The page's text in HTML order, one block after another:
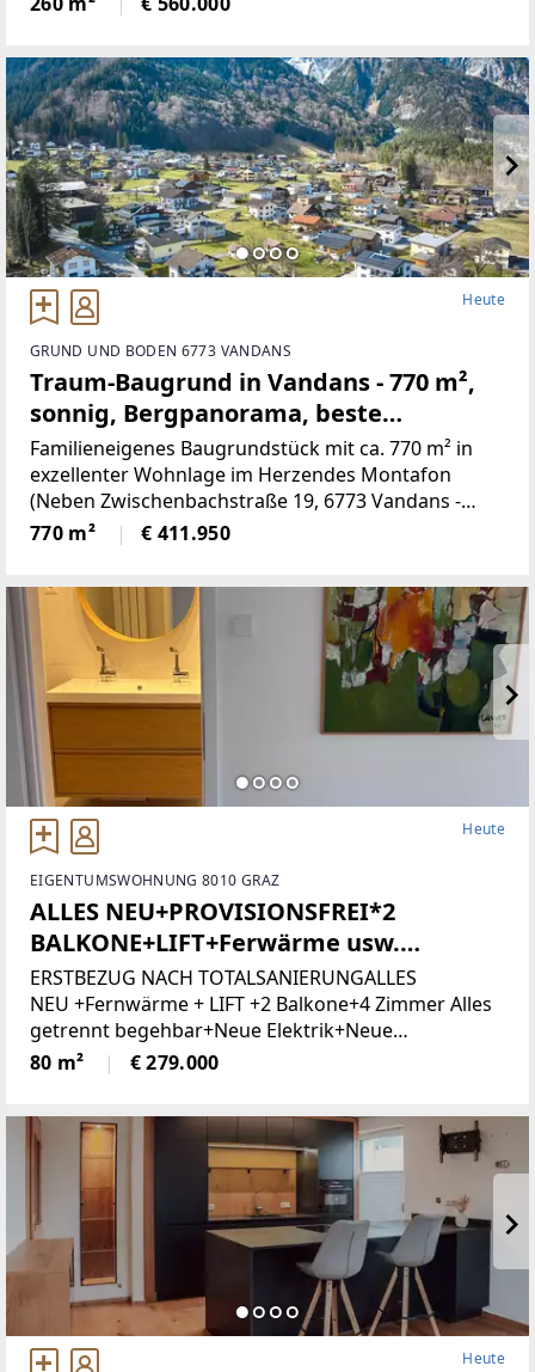
neu renovierten Kachelofen,
Heute
GRUND UND BODEN 6773 VANDANS
Traum-Baugrund in Vandans - 770 m²,
sonnig, Bergpanorama, beste
Infrastruktur! (Provisionsfrei)
Familieneigenes Baugrundstück mit ca. 770 m² in
exzellenter Wohnlage im Herzendes Montafon
(Neben Zwischenbachstraße 19, 6773 Vandans -
Grundstücksnummer129/2)Das Grundstück liegt in
Zone 5 - Wohngebiet und bietet
770 m² € 411.950
Heute
EIGENTUMSWOHNUNG 8010 GRAZ
ALLES NEU+PROVISIONSFREI*2
BALKONE+LIFT+Ferwärme usw.
(Provisionsfrei)
ERSTBEZUG NACH TOTALSANIERUNGALLES
NEU +Fernwärme + LIFT +2 Balkone+4 Zimmer Alles
getrennt begehbar+Neue Elektrik+Neue
Türen+Neues Bad+Neuer Parkett+Neue
80 m² € 279.000
Heute